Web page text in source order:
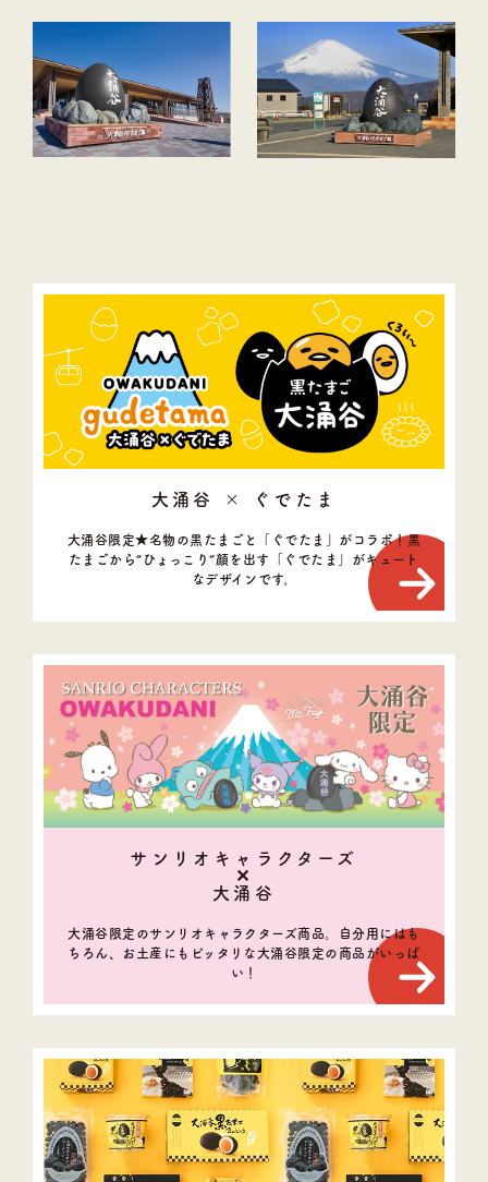
くろたまSHOP オリジナル商品
サンリオキャラクターズ商品 ぐでたま商品
「黒たまご」のひみつ 「黒たまご」ができるまで
大涌谷マップ 大涌谷の歴史
大涌谷のみどころ 大涌谷の温泉
コロナ不活性化 火山ガス
フォトギャラリー
周辺観光情報 キッチン＆Cafe
黒たまご ゆ～らんど 会社概要
大涌谷 × ぐでたま
大涌谷限定★名物の黒たまごと「ぐでたま」がコラボ！黒
たまごから“ひょっこり”顔を出す「ぐでたま」がキュート
なデザインです。
サンリオキャラクターズ
✕
大涌谷
大涌谷限定のサンリオキャラクターズ商品。
自分用にはも
ちろん、お土産にもピッタリな大涌谷限定の商品がいっぱ
い！